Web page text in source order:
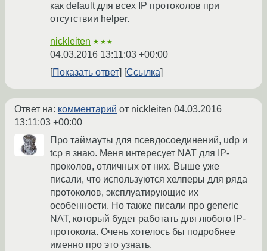
как default для всех IP протоколов при
отсутствии helper.
nickleiten ★★★
04.03.2016 13:11:03 +00:00
Показать ответ
Ссылка
Ответ на: комментарий от nickleiten 04.03.2016
13:11:03 +00:00
Про таймауты для псевдосоединений, udp и
tcp я знаю. Меня интересует NAT для IP-
проколов, отличных от них. Выше уже
писали, что используются хелперы для ряда
протоколов, эксплуатирующие их
особенности. Но также писали про generic
NAT, который будет работать для любого IP-
протокола. Очень хотелось бы подробнее
именно про это узнать.